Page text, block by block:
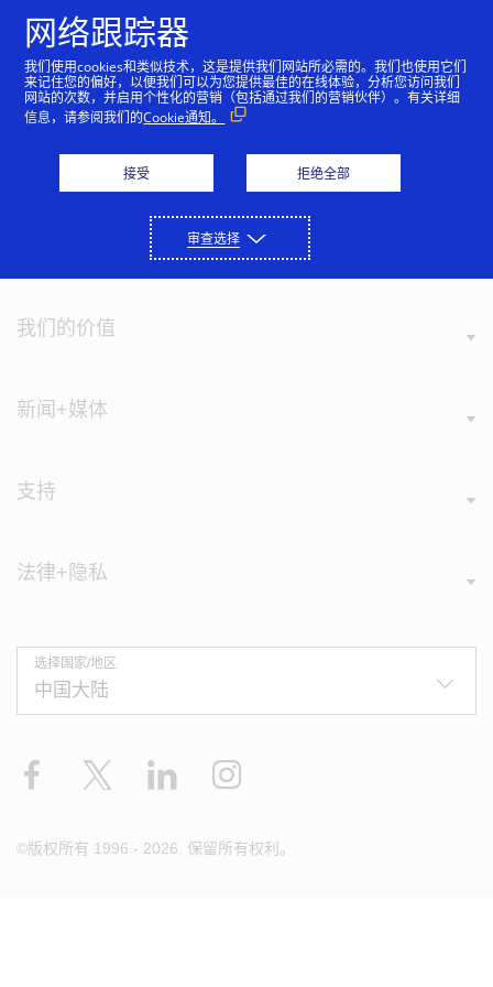
柬埔寨优惠
我们的价值
新闻+媒体
支持
法律+隐私
选择国家/地区
Facebook LinkedIn
©版权所有 1996 - 2026. 保留所有权利。
网络跟踪器
我们使用cookies和类似技术，这是提供我们网站所必需的。我们也使用它们
来记住您的偏好，以便我们可以为您提供最佳的在线体验，分析您访问我们
网站的次数，并启用个性化的营销（包括通过我们的营销伙伴）。有关详细
信息，请参阅我们的Cookie通知。
接受 拒绝全部
审查选择